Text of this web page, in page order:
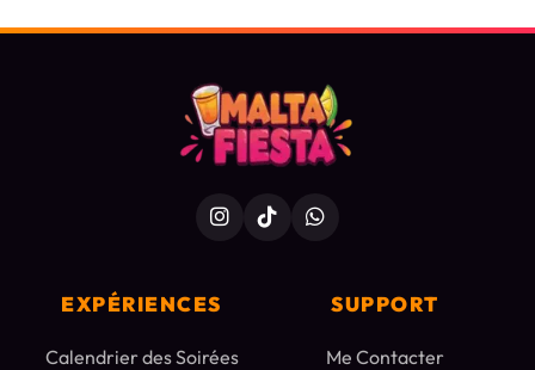
EXPÉRIENCES
Calendrier des Soirées
SUPPORT
Me Contacter